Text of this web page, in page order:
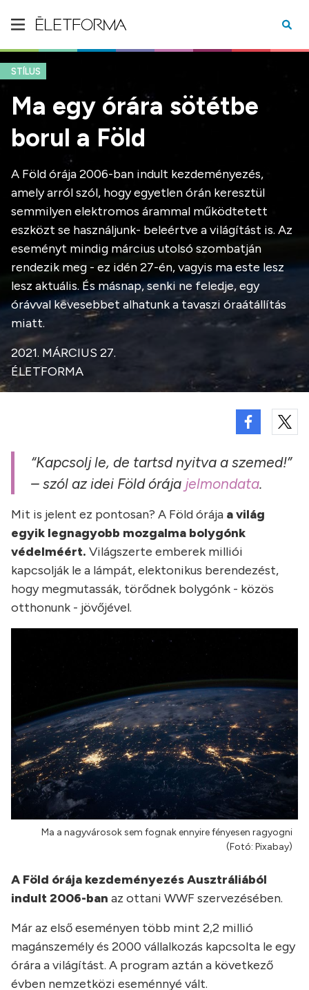
STÍLUS
Ma egy órára sötétbe
borul a Föld
A Föld órája 2006-ban indult kezdeményezés,
amely arról szól, hogy egyetlen órán keresztül
semmilyen elektromos árammal működtetett
eszközt se használjunk- beleértve a világítást is. Az
eseményt mindig március utolsó szombatján
rendezik meg - ez idén 27-én, vagyis ma este lesz
lesz aktuális. És másnap, senki ne feledje, egy
órávval kevesebbet alhatunk a tavaszi óraátállítás
miatt.
2021. MÁRCIUS 27.
ÉLETFORMA
“Kapcsolj le, de tartsd nyitva a szemed!”
– szól az idei Föld órája jelmondata.
Mit is jelent ez pontosan? A Föld órája a világ
egyik legnagyobb mozgalma bolygónk
védelméért. Világszerte emberek milliói
kapcsolják le a lámpát, elektonikus berendezést,
hogy megmutassák, törődnek bolygónk - közös
otthonunk - jövőjével.
Ma a nagyvárosok sem fognak ennyire fényesen ragyogni
(Fotó: Pixabay)
A Föld órája kezdeményezés Ausztráliából
indult 2006-ban az ottani WWF szervezésében.
Már az első eseményen több mint 2,2 millió
magánszemély és 2000 vállalkozás kapcsolta le egy
órára a világítást. A program aztán a következő
évben nemzetközi eseménnyé vált.